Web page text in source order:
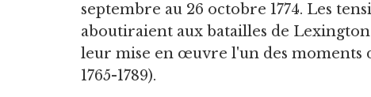
septembre au 26 octobre 1774. Les
aboutiraient aux batailles de Lexington
leur mise en œuvre l'un des moments
1765-1789).